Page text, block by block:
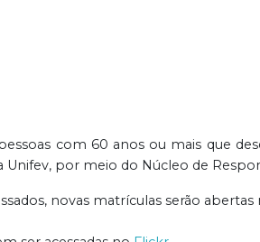
com 60 anos ou mais que
Unifev, por meio do Núcleo de
novas matrículas serão abertas